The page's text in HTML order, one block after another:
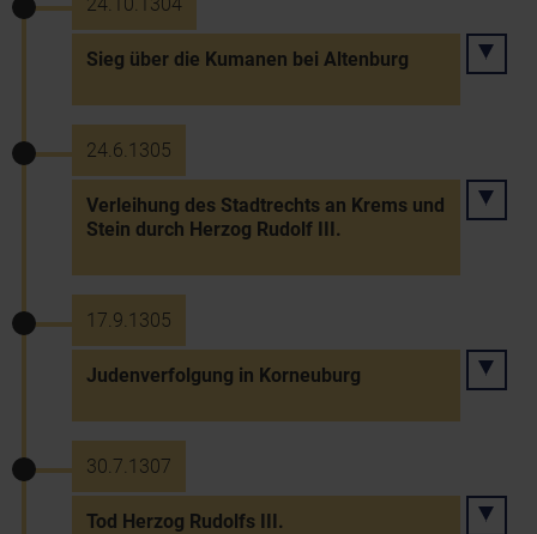
Sieg über die Kumanen bei Altenburg
24.6.1305
Verleihung des Stadtrechts an Krems und
Stein durch Herzog Rudolf III.
17.9.1305
Judenverfolgung in Korneuburg
30.7.1307
Tod Herzog Rudolfs III.